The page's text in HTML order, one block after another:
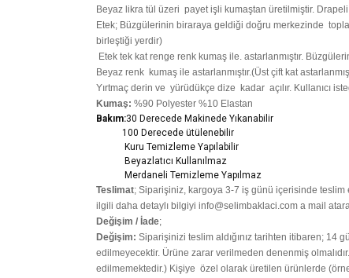
Beyaz likra tül üzeri payet işli kumaştan üretilmiştir. Drapeli
Etek; Büzgülerinin biraraya geldiği doğru merkezinde
birleştiği yerdir)
Etek tek kat renge renk kumaş ile. astarlanmıştır.
Beyaz renk kumaş ile astarlanmıştır.(Üst çift kat
Yırtmaç derin ve yürüdükçe dize kadar açılır. Kullanıcı
Kumaş: %90 Polyester %10 Elastan
Bakım:30 Derecede M akinede Yıkanabilir
100 Derecede ütülenebilir
Kuru Temizleme Yapılabilir
Beyazlatıcı Kullanılmaz
Merdaneli Temizleme Yapılmaz
Teslimat; Siparişiniz, kargoya 3-7 iş günü içerisinde teslim
ilgili daha detaylı bilgiyi info@selimbaklaci.com a mail
Değişim / İade;
Değişim: Siparişinizi teslim aldığınız tarihten itibaren; 14
edilmeyecektir. Ürüne zarar verilmeden denenmiş
edilmemektedir.) Kişiye özel olarak üretilen ürünlerde